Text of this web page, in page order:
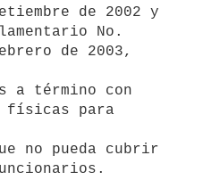
de 2002 y
No.
de 2003,
a término con
físicas para
no pueda cubrir